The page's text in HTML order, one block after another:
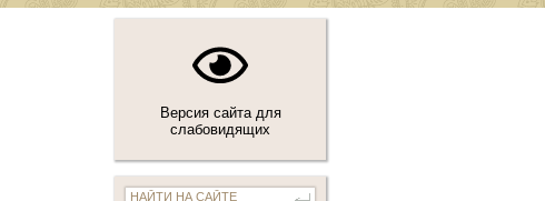
Версия сайта для
слабовидящих